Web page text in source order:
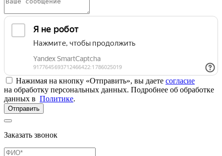
Нажимая на кнопку «Отправить», вы даете согласие
на обработку персональных данных. Подробнее об обработке
данных в Политике.
Отправить
Заказать звонок